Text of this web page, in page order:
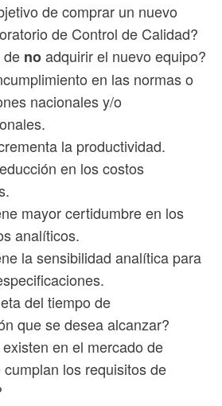
de comprar un nuevo
de Control de Calidad?
de noadquirir el nuevo equipo?
en las normas o
nacionales y/o
la productividad.
en los costos
mayor certidumbre en los
analíticos.
la sensibilidad analítica para
del tiempo de
que se desea alcanzar?
en el mercado de
los requisitos de